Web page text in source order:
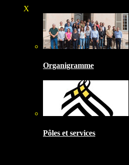
X
Organigramme
Pôles et services